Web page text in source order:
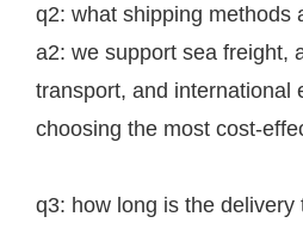
q2: what shipping methods
a2: we support sea freight,
transport, and international
choosing the most cost-
q3: how long is the delivery